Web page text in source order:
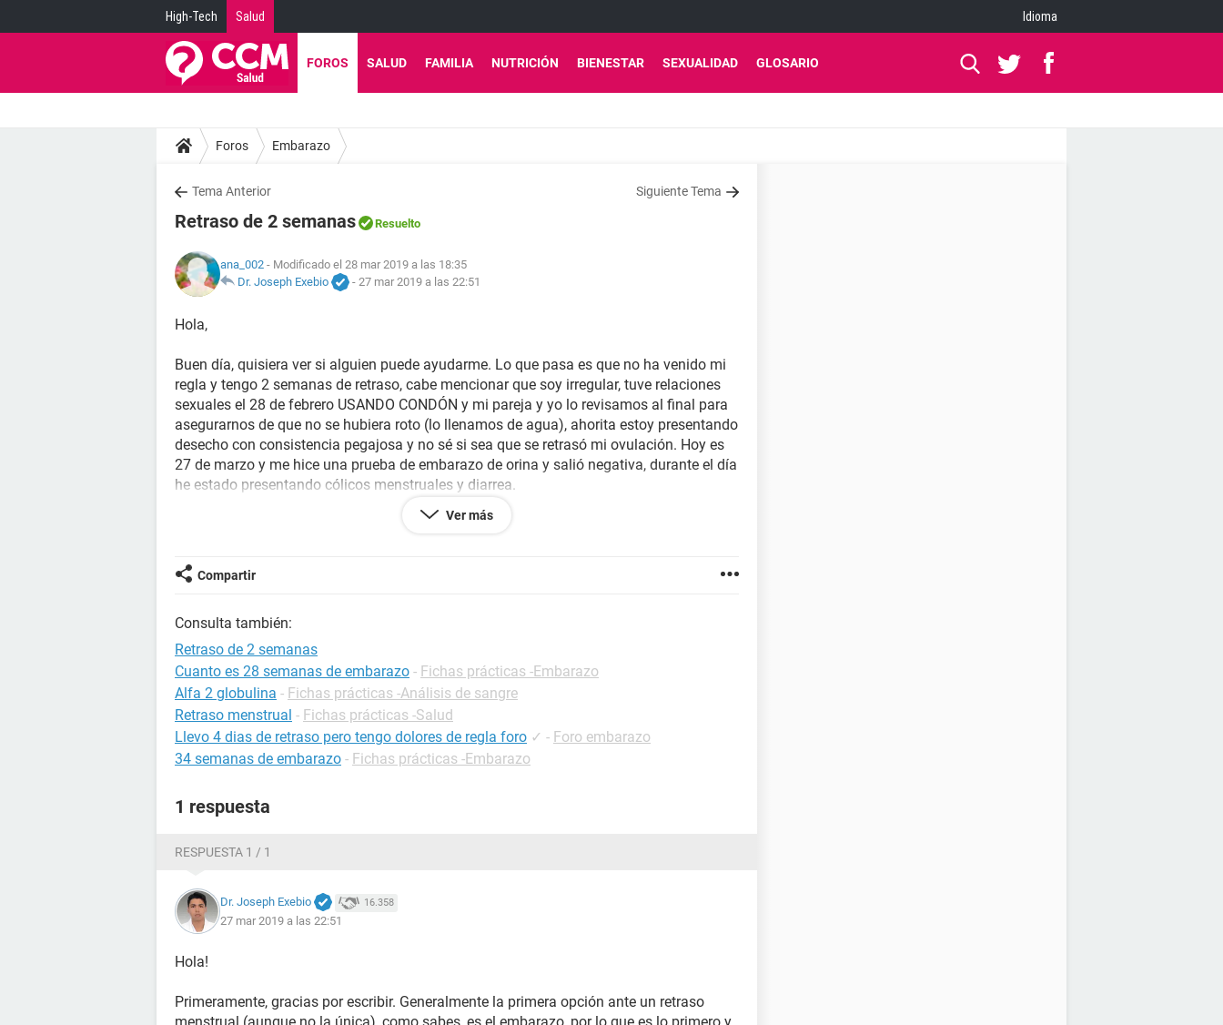
High-Tech Salud Idioma
FOROS SALUD FAMILIA NUTRICIÓN BIENESTAR SEXUALIDAD GLOSARIO
Foros Embarazo
Tema Anterior Siguiente Tema
Retraso de 2 semanas Resuelto
ana_002 - Modificado el 28 mar 2019 a las 18:35
Dr. Joseph Exebio
- 27 mar 2019 a las 22:51
Hola,
Buen día, quisiera ver si alguien puede ayudarme. Lo que pasa es que no ha venido mi
regla y tengo 2 semanas de retraso, cabe mencionar que soy irregular, tuve relaciones
sexuales el 28 de febrero USANDO CONDÓN y mi pareja y yo lo revisamos al final para
asegurarnos de que no se hubiera roto (lo llenamos de agua), ahorita estoy presentando
desecho con consistencia pegajosa y no sé si sea que se retrasó mi ovulación. Hoy es
27 de marzo y me hice una prueba de embarazo de orina y salió negativa, durante el día
he estado presentando cólicos menstruales y diarrea.
No sé si algo tenga que ver pero en octubre, noviembre y diciembre del año pasado no
enero y en ese mismo mes volvió mi regla, en febrero también llegó la regla normal,
ahora en marzo dejé la dieta, quiero suponer que también se debe a eso el retraso de
Alguien que me oriente por favor, gracias por su tiempo!!.
Gracias
Ver más
Compartir
Consulta también:
Retraso de 2 semanas
Cuanto es 28 semanas de embarazo - Fichas prácticas -Embarazo
Alfa 2 globulina - Fichas prácticas -Análisis de sangre
Retraso menstrual - Fichas prácticas -Salud
Llevo 4 dias de retraso pero tengo dolores de regla foro ✓ - Foro embarazo
34 semanas de embarazo - Fichas prácticas -Embarazo
1 respuesta
RESPUESTA 1 / 1
Dr. Joseph Exebio 16.358
27 mar 2019 a las 22:51
Hola!
Primeramente, gracias por escribir. Generalmente la primera opción ante un retraso